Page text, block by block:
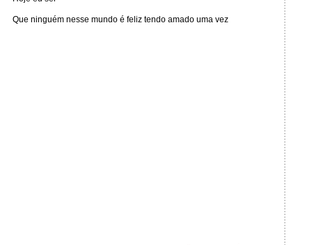
Que ninguém nesse mundo é feliz tendo amado uma vez